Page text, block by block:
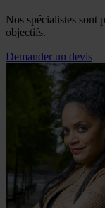
Nos spécialistes sont
objectifs.
Demander un devis